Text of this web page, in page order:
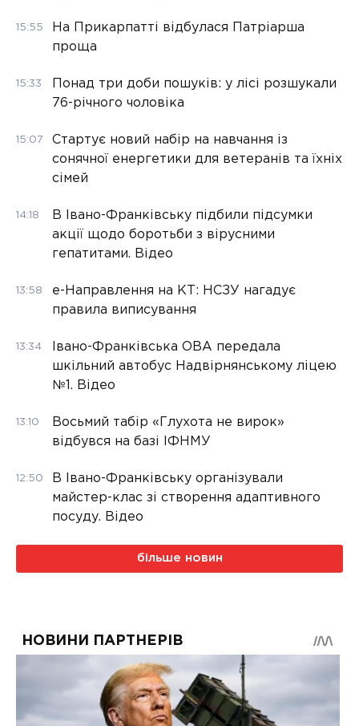
15:55
На Прикарпатті відбулася Патріарша
проща
15:33
Понад три доби пошуків: у лісі розшукали
76-річного чоловіка
15:07
Стартує новий набір на навчання із
сонячної енергетики для ветеранів та їхніх
сімей
14:18
В Івано-Франківську підбили підсумки
акції щодо боротьби з вірусними
гепатитами. Відео
13:58
е-Направлення на КТ: НСЗУ нагадує
правила виписування
13:34
Івано-Франківська ОВА передала
шкільний автобус Надвірнянському ліцею
№1. Відео
13:10
Восьмий табір «Глухота не вирок»
відбувся на базі ІФНМУ
12:50
В Івано-Франківську організували
майстер-клас зі створення адаптивного
посуду. Відео
більше новин